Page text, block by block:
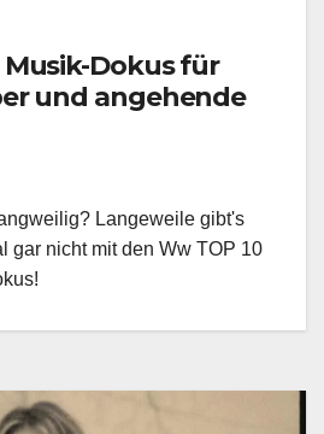
Musik-Dokus für
und angehende
Langeweile gibt's
gar nicht mit den Ww TOP 10